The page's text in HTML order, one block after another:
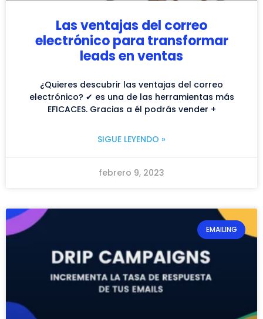
Las ventajas del correo
electrónico para transformar
leads en ventas
¿Quieres descubrir las ventajas del correo
electrónico? ✔ es una de las herramientas más
EFICACES. Gracias a él podrás vender +
SIGUE LEYENDO »
febrero 9, 2023
EMAILING